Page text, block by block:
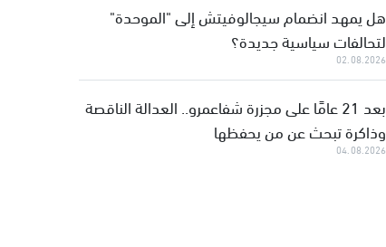
هل يمهد انضمام سيجالوفيتش إلى "الموحدة"
لتحالفات سياسية جديدة؟
02.08.2026
بعد 21 عامًا على مجزرة شفاعمرو.. العدالة الناقصة
وذاكرة تبحث عن من يحفظها
04.08.2026